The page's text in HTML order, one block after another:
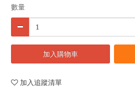
數量
加入購物車
加入追蹤清單